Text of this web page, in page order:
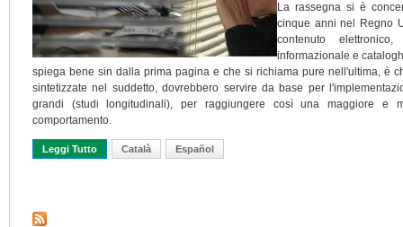
La rassegna si è
cinque anni nel Regno
contenuto
informazionale e
spiega bene sin dalla prima pagina e che si richiama pure nell'ultima, è
sintetizzate nel suddetto, dovrebbero servire da base per
grandi (studi longitudinali), per raggiungere così una maggiore e
comportamento.
Leggi Tutto Su Comportamento Informazionale: Analisi E Sintesi Dello
Català Español